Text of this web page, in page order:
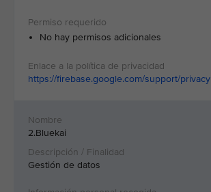
No hay permisos adicionales
https://firebase.google.com/support/privacy
2.Bluekai
Gestión de datos